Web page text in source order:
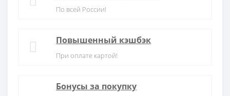
По всей России!
Повышенный кэшбэк
При оплате картой!
Бонусы за покупку